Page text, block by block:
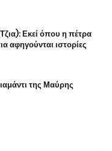
Εκεί όπου η πέτρα
αφηγούνται ιστορίες
της Μαύρης